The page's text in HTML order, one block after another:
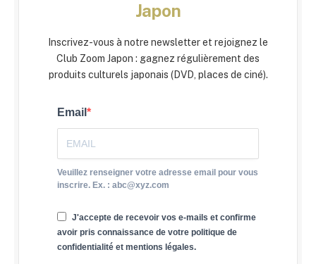
Japon
Inscrivez-vous à notre newsletter et rejoignez le
Club Zoom Japon : gagnez régulièrement des
produits culturels japonais (DVD, places de ciné).
Email
Veuillez renseigner votre adresse email pour vous
inscrire. Ex. : abc@xyz.com
J'accepte de recevoir vos e-mails et confirme
avoir pris connaissance de votre politique de
confidentialité et mentions légales.